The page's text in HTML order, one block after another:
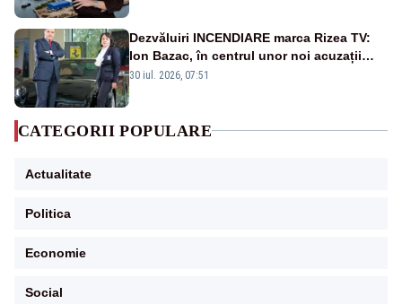
Dezvăluiri INCENDIARE marca Rizea TV:
Ion Bazac, în centrul unor noi acuzații
publice
30 iul. 2026, 07:51
CATEGORII POPULARE
Actualitate
Politica
Economie
Social